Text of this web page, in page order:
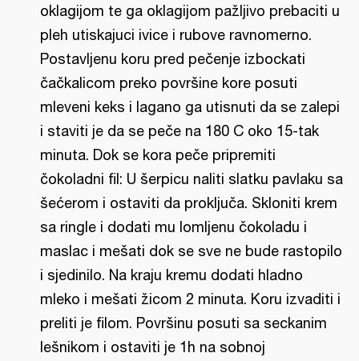
oklagijom te ga oklagijom pažljivo prebaciti u
pleh utiskajuci ivice i rubove ravnomerno.
Postavljenu koru pred pečenje izbockati
čačkalicom preko površine kore posuti
mleveni keks i lagano ga utisnuti da se zalepi
i staviti je da se peče na 180 C oko 15-tak
minuta. Dok se kora peče pripremiti
čokoladni fil: U šerpicu naliti slatku pavlaku sa
šećerom i ostaviti da proključa. Skloniti krem
sa ringle i dodati mu lomljenu čokoladu i
maslac i mešati dok se sve ne bude rastopilo
i sjedinilo. Na kraju kremu dodati hladno
mleko i mešati žicom 2 minuta. Koru izvaditi i
preliti je filom. Površinu posuti sa seckanim
lešnikom i ostaviti je 1h na sobnoj